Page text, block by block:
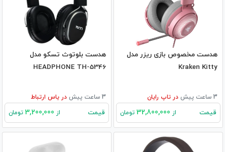
هدست مخصوص بازی ریزر مدل
Kraken Kitty
3 ساعت پیش در تاپ رایان
قیمت از تومان
هدست بلوتوث تسکو مدل
HEADPHONE TH-5346
3 ساعت پیش در یاس ارتباط
قیمت از تومان